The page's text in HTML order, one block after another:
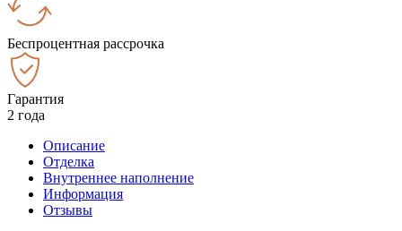
Беспроцентная рассрочка
Гарантия
2 года
Описание
Отделка
Внутреннее наполнение
Информация
Отзывы